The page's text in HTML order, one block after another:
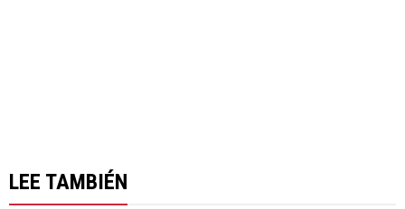
LEE TAMBIÉN